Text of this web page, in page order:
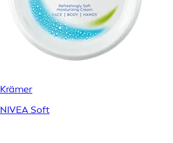
Krämer
NIVEA Soft